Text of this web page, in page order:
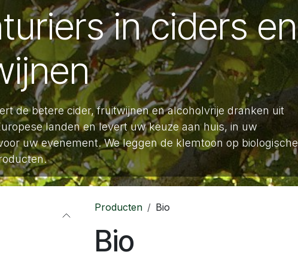
in ciders en
de betere cider, fruitwijnen en alcoholvrije dranken uit
landen en levert uw keuze aan huis, in uw
uw evenement. We leggen de klemtoon op biologische
Producten Bio
Bio